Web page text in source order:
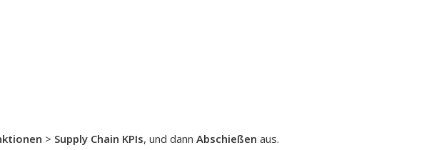
> Supply Chain KPIs, und dann Abschießen aus.